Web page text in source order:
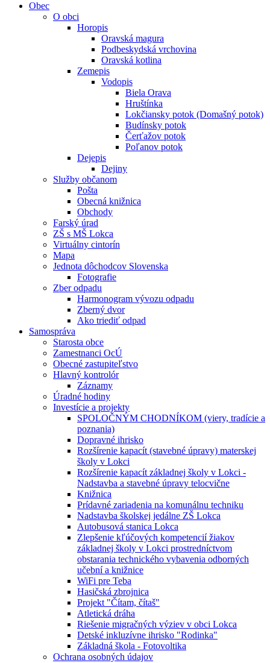
Obec
O obci
Horopis
Oravská magura
Podbeskydská vrchovina
Oravská kotlina
Zemepis
Vodopis
Biela Orava
Hruštínka
Lokčiansky potok (Domašný potok)
Budínsky potok
Čerťažov potok
Poľanov potok
Dejepis
Dejiny
Služby občanom
Pošta
Obecná knižnica
Obchody
Farský úrad
ZŠ s MŠ Lokca
Virtuálny cintorín
Mapa
Jednota dôchodcov Slovenska
Fotografie
Zber odpadu
Harmonogram vývozu odpadu
Zberný dvor
Ako triediť odpad
Samospráva
Starosta obce
Zamestnanci OcÚ
Obecné zastupiteľstvo
Hlavný kontrolór
Záznamy
Úradné hodiny
Investície a projekty
SPOLOČNÝM CHODNÍKOM (viery, tradície a
poznania)
Dopravné ihrisko
Rozšírenie kapacít (stavebné úpravy) materskej
školy v Lokci
Rozšírenie kapacít základnej školy v Lokci -
Nadstavba a stavebné úpravy telocvične
Knižnica
Prídavné zariadenia na komunálnu techniku
Nadstavba školskej jedálne ZŠ Lokca
Autobusová stanica Lokca
Zlepšenie kľúčových kompetencií žiakov
základnej školy v Lokci prostredníctvom
obstarania technického vybavenia odborných
učební a knižnice
WiFi pre Teba
Hasičská zbrojnica
Projekt "Čítam, čítaš"
Atletická dráha
Riešenie migračných výziev v obci Lokca
Detské inkluzívne ihrisko "Rodinka"
Základná škola - Fotovoltika
Ochrana osobných údajov